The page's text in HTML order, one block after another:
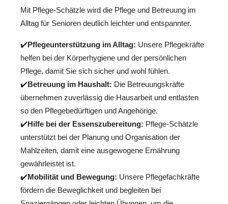
Mit Pflege-Schätzle wird die Pflege und Betreuung im
Alltag für Senioren deutlich leichter und entspannter.
✔️Pflegeunterstützung im Alltag: Unsere Pflegekräfte
helfen bei der Körperhygiene und der persönlichen
Pflege, damit Sie sich sicher und wohl fühlen.
✔️Betreuung im Haushalt: Die Betreuungskräfte
übernehmen zuverlässig die Hausarbeit und entlasten
so den Pflegebedürftigen und Angehörige.
✔️Hilfe bei der Essenszubereitung: Pflege-Schätzle
unterstützt bei der Planung und Organisation der
Mahlzeiten, damit eine ausgewogene Ernährung
gewährleistet ist.
✔️Mobilität und Bewegung: Unsere Pflegefachkräfte
fördern die Beweglichkeit und begleiten bei